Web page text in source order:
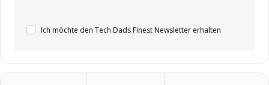
Ich möchte den Tech Dads Finest Newsletter erhalten